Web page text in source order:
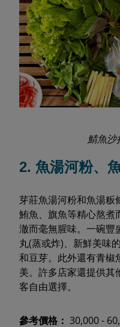
鯖魚沙
2. 魚湯河粉、
芽莊魚湯河粉和魚湯粄
鮪魚、旗魚等精心熬煮
澈而毫無腥味。一碗豐
丸(蒸或炸)、新鮮美味
和豆芽。此外還有青椒
美。許多店家還提供其
客自由選擇。
參考價格： 30,000 -